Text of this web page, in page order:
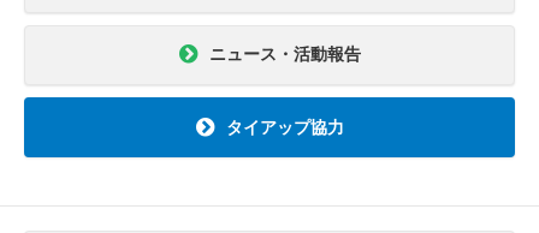
ニュース・活動報告
タイアップ協力